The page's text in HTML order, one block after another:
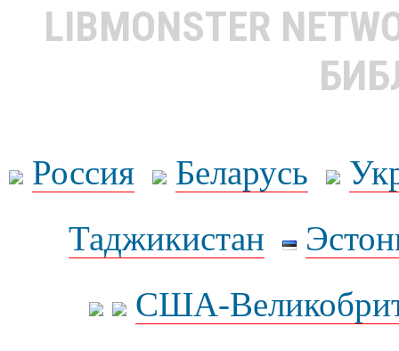
LIBMONSTER
Россия Беларусь
Таджикистан
США-